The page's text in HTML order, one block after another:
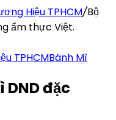
Hiệu TPHCM/Bộ
ẩm thực Việt.
TPHCMBánh Mì
DND đặc